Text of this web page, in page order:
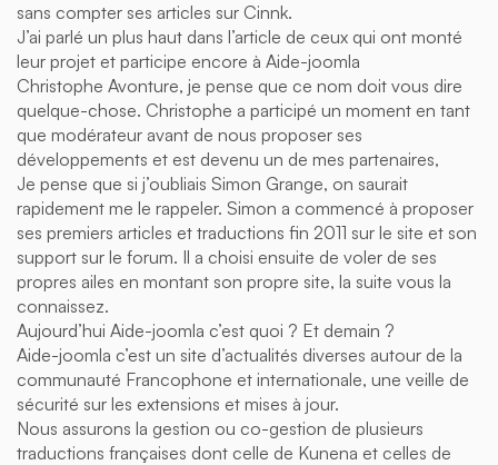
sans compter ses articles sur Cinnk.
J’ai parlé un plus haut dans l’article de ceux qui ont monté
leur projet et participe encore à Aide-joomla
Christophe Avonture, je pense que ce nom doit vous dire
quelque-chose. Christophe a participé un moment en tant
que modérateur avant de nous proposer ses
développements et est devenu un de mes partenaires,
Je pense que si j’oubliais Simon Grange, on saurait
rapidement me le rappeler. Simon a commencé à proposer
ses premiers articles et traductions fin 2011 sur le site et son
support sur le forum. Il a choisi ensuite de voler de ses
propres ailes en montant son propre site, la suite vous la
connaissez.
Aujourd’hui Aide-joomla c’est quoi ? Et demain ?
Aide-joomla c’est un site d’actualités diverses autour de la
communauté Francophone et internationale, une veille de
sécurité sur les extensions et mises à jour.
Nous assurons la gestion ou co-gestion de plusieurs
traductions françaises dont celle de Kunena et celles de